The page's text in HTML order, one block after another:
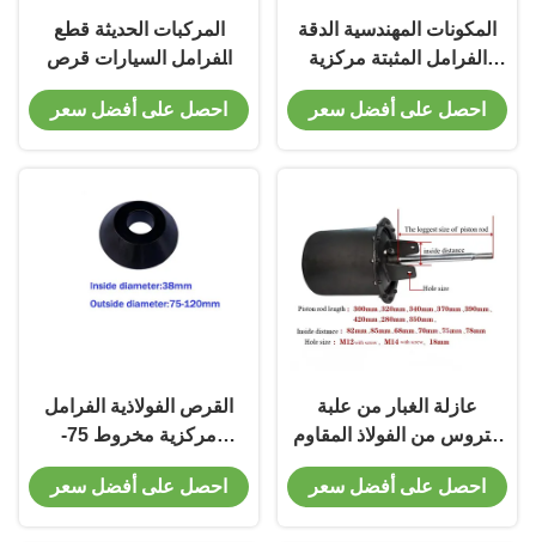
المركبات الحديثة قطع
الفرامل السيارات قرص
الفرامل مركز مخروط
احصل على أفضل سعر
المكونات المهندسية الدقة
الفرامل المثبتة مركزية
مخروط 38 ملم القطر
الداخلي
احصل على أفضل سعر
القرص الفولاذية الفرامل
مركزية مخروط 75-
120mm قطر خارجية
احصل على أفضل سعر
عازلة الغبار من علبة
التروس من الفولاذ المقاوم
للصدأ لمغير الإطارات
احصل على أفضل سعر